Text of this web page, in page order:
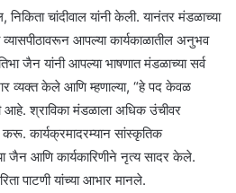
निकिता चांदीवाल यांनी केली. यानंतर मंडळाच्या
व्यासपीठावरून आपल्या कार्यकाळातील अनुभव
जैन यांनी आपल्या भाषणात मंडळाच्या सर्व
व्यक्त केले आणि म्हणाल्या, “हे पद केवळ
श्राविका मंडळाला अधिक उंचीवर
कार्यक्रमादरम्यान सांस्कृतिक
जैन आणि कार्यकारिणीने नृत्य सादर केले.
पाटणी यांच्या आभार मानले.